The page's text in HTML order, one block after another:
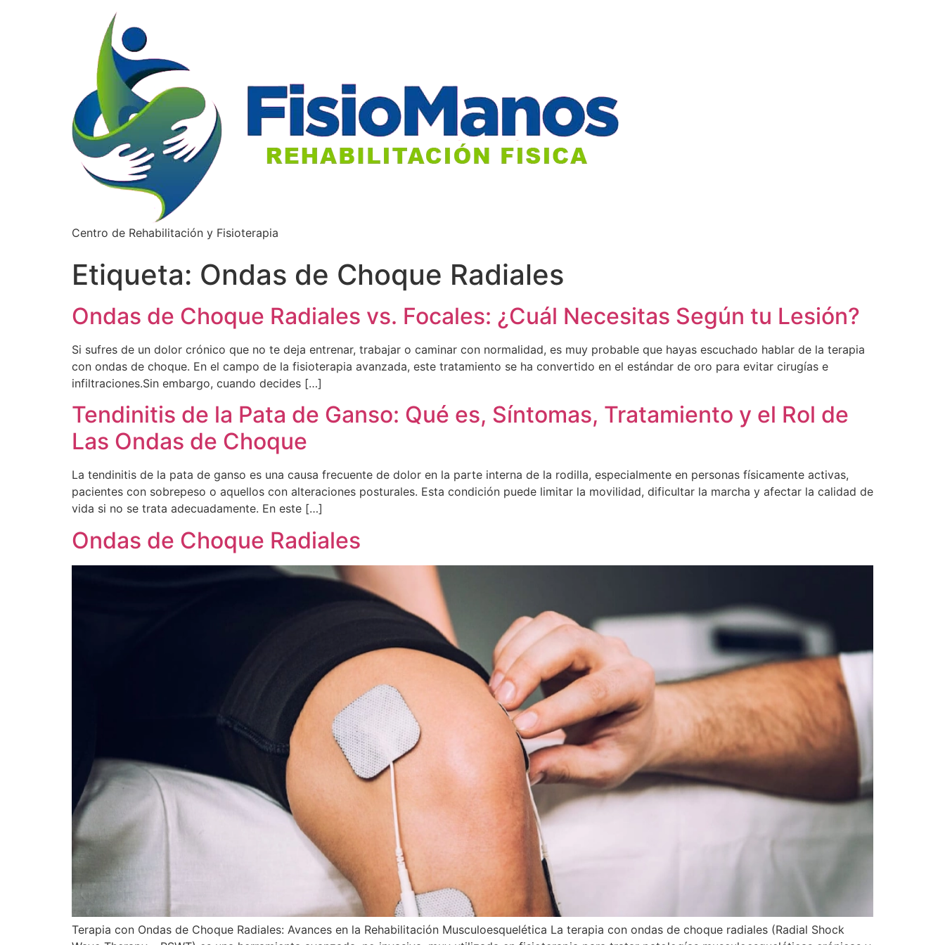
Centro de Rehabilitación y Fisioterapia
Etiqueta: Ondas de Choque Radiales
Ondas de Choque Radiales vs. Focales: ¿Cuál Necesitas Según tu Lesión?
Si sufres de un dolor crónico que no te deja entrenar, trabajar o caminar con normalidad, es muy probable que hayas escuchado hablar de la terapia
con ondas de choque. En el campo de la fisioterapia avanzada, este tratamiento se ha convertido en el estándar de oro para evitar cirugías e
infiltraciones.Sin embargo, cuando decides […]
Tendinitis de la Pata de Ganso: Qué es, Síntomas, Tratamiento y el Rol de
Las Ondas de Choque
La tendinitis de la pata de ganso es una causa frecuente de dolor en la parte interna de la rodilla, especialmente en personas físicamente activas,
pacientes con sobrepeso o aquellos con alteraciones posturales. Esta condición puede limitar la movilidad, dificultar la marcha y afectar la calidad de
vida si no se trata adecuadamente. En este […]
Ondas de Choque Radiales
Terapia con Ondas de Choque Radiales: Avances en la Rehabilitación Musculoesquelética La terapia con ondas de choque radiales (Radial Shock